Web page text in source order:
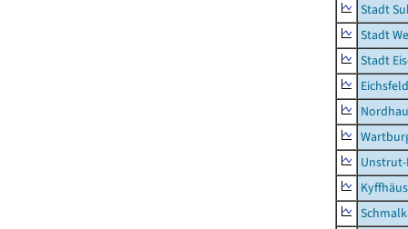
Stadt
Stadt
Stadt
Eichsfeld